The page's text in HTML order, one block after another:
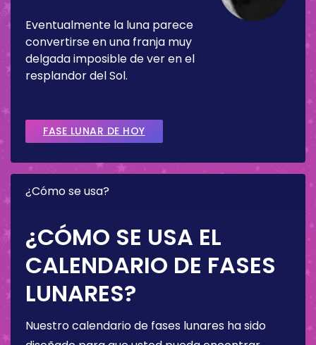
Eventualmente la luna parece
convertirse en una franja muy
delgada imposible de ver en el
resplandor del Sol.
FASE LUNAR DE HOY
¿Cómo se usa?
¿CÓMO SE USA EL
CALENDARIO DE FASES
LUNARES?
Nuestro calendario de fases lunares ha sido